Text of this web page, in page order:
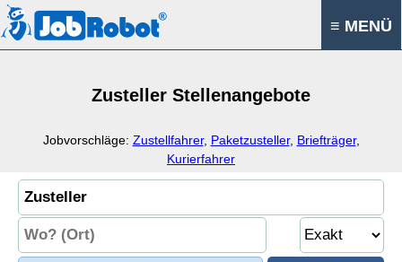
≡ MENÜ
Zusteller Stellenangebote
Jobvorschläge: Zustellfahrer, Paketzusteller, Briefträger,
Kurierfahrer